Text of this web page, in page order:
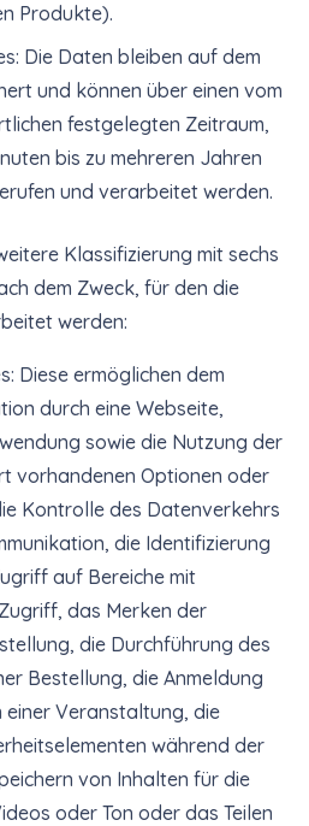
Produkte).
Die Daten bleiben auf dem
und können über einen vom
festgelegten Zeitraum,
bis zu mehreren Jahren
und verarbeitet werden.
Klassifizierung mit sechs
dem Zweck, für den die
werden:
Diese ermöglichen dem
durch eine Webseite,
sowie die Nutzung der
vorhandenen Optionen oder
Kontrolle des Datenverkehrs
die Identifizierung
auf Bereiche mit
das Merken der
die Durchführung des
Bestellung, die Anmeldung
einer Veranstaltung, die
während der
von Inhalten für die
oder Ton oder das Teilen